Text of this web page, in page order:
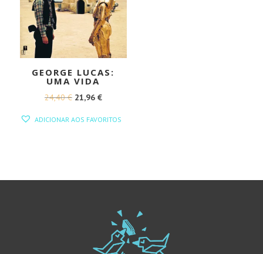
GEORGE LUCAS:
UMA VIDA
24,40€ O
21,96 €O
ADICIONAR AOS FAVORITOS